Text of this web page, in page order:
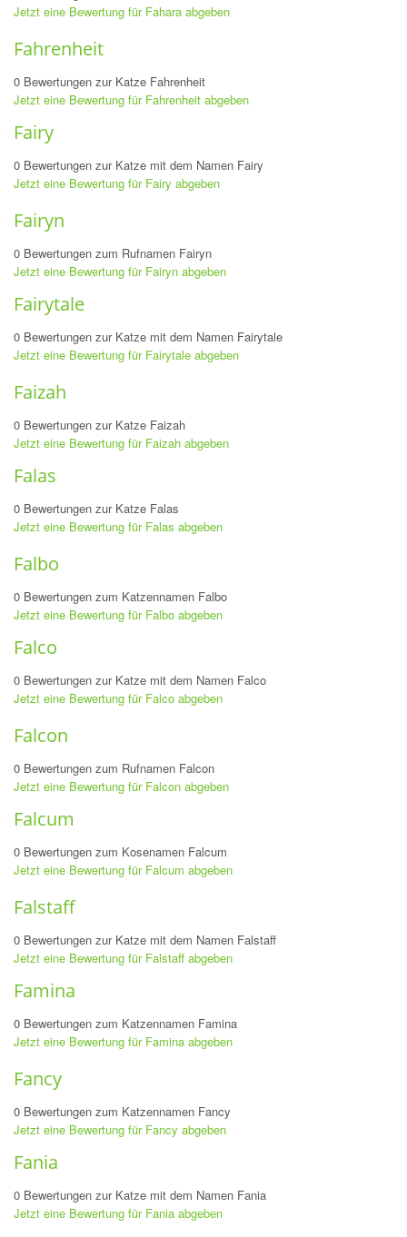
Jetzt eine Bewertung für Fahara abgeben
Fahrenheit
0 Bewertungen zur Katze Fahrenheit
Jetzt eine Bewertung für Fahrenheit abgeben
Fairy
0 Bewertungen zur Katze mit dem Namen Fairy
Jetzt eine Bewertung für Fairy abgeben
Fairyn
0 Bewertungen zum Rufnamen Fairyn
Jetzt eine Bewertung für Fairyn abgeben
Fairytale
0 Bewertungen zur Katze mit dem Namen Fairytale
Jetzt eine Bewertung für Fairytale abgeben
Faizah
0 Bewertungen zur Katze Faizah
Jetzt eine Bewertung für Faizah abgeben
Falas
0 Bewertungen zur Katze Falas
Jetzt eine Bewertung für Falas abgeben
Falbo
0 Bewertungen zum Katzennamen Falbo
Jetzt eine Bewertung für Falbo abgeben
Falco
0 Bewertungen zur Katze mit dem Namen Falco
Jetzt eine Bewertung für Falco abgeben
Falcon
0 Bewertungen zum Rufnamen Falcon
Jetzt eine Bewertung für Falcon abgeben
Falcum
0 Bewertungen zum Kosenamen Falcum
Jetzt eine Bewertung für Falcum abgeben
Falstaff
0 Bewertungen zur Katze mit dem Namen Falstaff
Jetzt eine Bewertung für Falstaff abgeben
Famina
0 Bewertungen zum Katzennamen Famina
Jetzt eine Bewertung für Famina abgeben
Fancy
0 Bewertungen zum Katzennamen Fancy
Jetzt eine Bewertung für Fancy abgeben
Fania
0 Bewertungen zur Katze mit dem Namen Fania
Jetzt eine Bewertung für Fania abgeben